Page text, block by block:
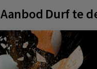
Aanbod Durf te